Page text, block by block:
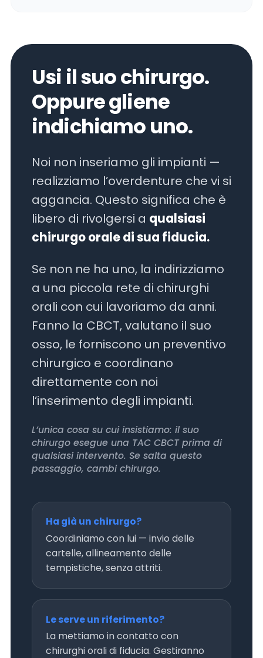
Usi il suo chirurgo.
Oppure gliene
indichiamo uno.
Noi non inseriamo gli impianti —
realizziamo l’overdenture che vi si
aggancia. Questo significa che è
libero di rivolgersi a qualsiasi
chirurgo orale di sua fiducia.
Se non ne ha uno, la indirizziamo
a una piccola rete di chirurghi
orali con cui lavoriamo da anni.
Fanno la CBCT, valutano il suo
osso, le forniscono un preventivo
chirurgico e coordinano
direttamente con noi
l’inserimento degli impianti.
L’unica cosa su cui insistiamo: il suo
chirurgo esegue una TAC CBCT prima di
qualsiasi intervento. Se salta questo
passaggio, cambi chirurgo.
Ha già un chirurgo?
Coordiniamo con lui — invio delle
cartelle, allineamento delle
tempistiche, senza attriti.
Le serve un riferimento?
La mettiamo in contatto con
chirurghi orali di fiducia. Gestiranno